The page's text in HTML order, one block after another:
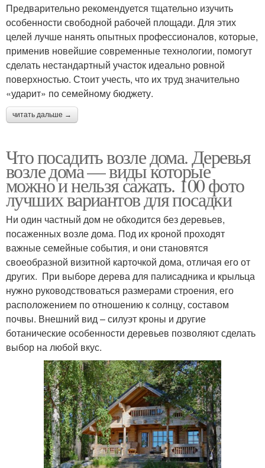
Предварительно рекомендуется тщательно изучить
особенности свободной рабочей площади. Для этих
целей лучше нанять опытных профессионалов, которые,
применив новейшие современные технологии, помогут
сделать нестандартный участок идеально ровной
поверхностью. Стоит учесть, что их труд значительно
«ударит» по семейному бюджету.
читать дальше →
Что посадить возле дома. Деревья
возле дома — виды которые
можно и нельзя сажать. 100 фото
лучших вариантов для посадки
Ни один частный дом не обходится без деревьев,
посаженных возле дома. Под их кроной проходят
важные семейные события, и они становятся
своеобразной визитной карточкой дома, отличая его от
других. При выборе дерева для палисадника и крыльца
нужно руководствоваться размерами строения, его
расположением по отношению к солнцу, составом
почвы. Внешний вид – силуэт кроны и другие
ботанические особенности деревьев позволяют сделать
выбор на любой вкус.